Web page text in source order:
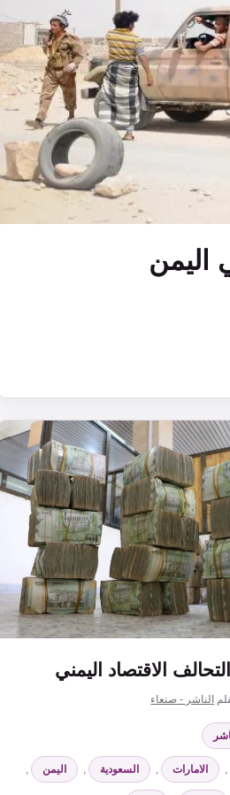
اليمن
الاقتصاد اليمني
الناشر - صنعاء
, الامارات , السعودية , اليمن ,